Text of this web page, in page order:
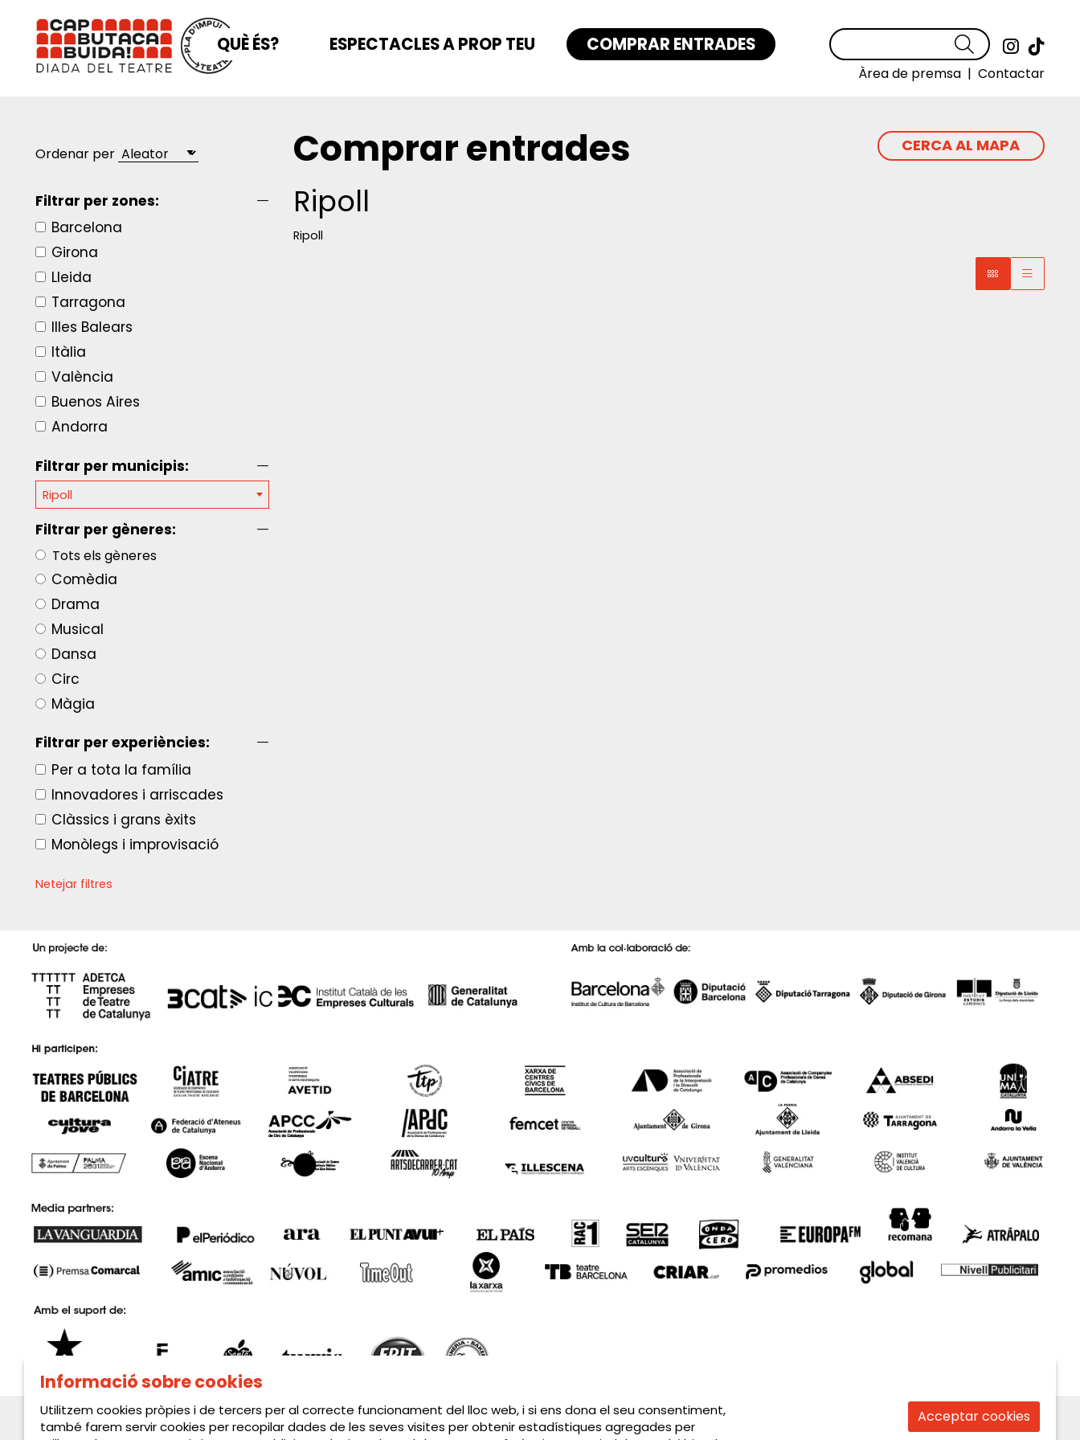
Link a
Cercar
Àrea de premsa | Contactar
QUÈ ÉS? ESPECTACLES A PROP TEU COMPRAR ENTRADES
Comprar entrades CERCA AL MAPA
Ripoll
Ripoll
Ordenar per
Filtrar per zones:
Barcelona
Girona
Lleida
Tarragona
Illes Balears
Itàlia
València
Buenos Aires
Andorra
Filtrar per municipis:
Ripoll
Filtrar per gèneres:
Tots els gèneres
Comèdia
Drama
Musical
Dansa
Circ
Màgia
Filtrar per experiències:
Per a tota la família
Innovadores i arriscades
Clàssics i grans èxits
Monòlegs i improvisació
Netejar filtres
Sitemap | Avís Legal | Política de privacitat | Contactar
Informació sobre cookies
Utilitzem cookies pròpies i de tercers per al correcte funcionament del lloc web, i si ens dona el seu consentiment,
també farem servir cookies per recopilar dades de les seves visites per obtenir estadístiques agregades per
Acceptar cookies